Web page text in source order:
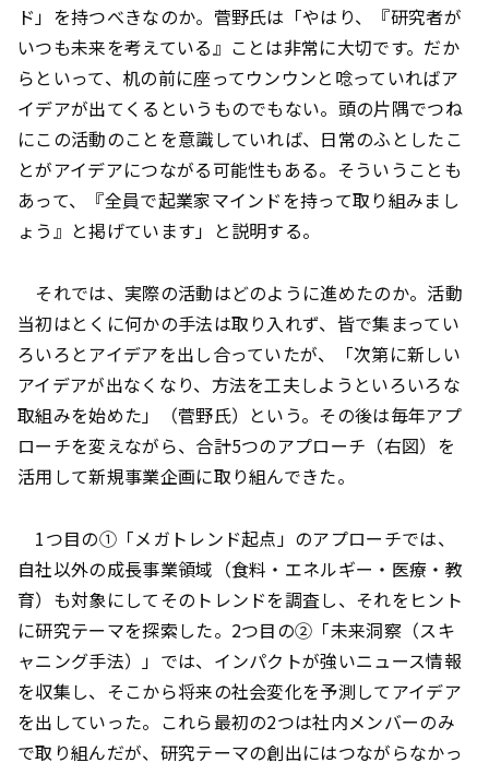
ド」を持つべきなのか。菅野氏は「やはり、『研究者が
いつも未来を考えている』ことは非常に大切です。だか
らといって、机の前に座ってウンウンと唸っていればア
イデアが出てくるというものでもない。頭の片隅でつね
にこの活動のことを意識していれば、日常のふとしたこ
とがアイデアにつながる可能性もある。そういうことも
あって、『全員で起業家マインドを持って取り組みまし
ょう』と掲げています」と説明する。
それでは、実際の活動はどのように進めたのか。活動
当初はとくに何かの手法は取り入れず、皆で集まってい
ろいろとアイデアを出し合っていたが、「次第に新しい
アイデアが出なくなり、方法を工夫しようといろいろな
取組みを始めた」（菅野氏）という。その後は毎年アプ
ローチを変えながら、合計5つのアプローチ（右図）を
活用して新規事業企画に取り組んできた。
1つ目の①「メガトレンド起点」のアプローチでは、
自社以外の成長事業領域（食料・エネルギー・医療・教
育）も対象にしてそのトレンドを調査し、それをヒント
に研究テーマを探索した。2つ目の②「未来洞察（スキ
ャニング手法）」では、インパクトが強いニュース情報
を収集し、そこから将来の社会変化を予測してアイデア
を出していった。これら最初の2つは社内メンバーのみ
で取り組んだが、研究テーマの創出にはつながらなかっ